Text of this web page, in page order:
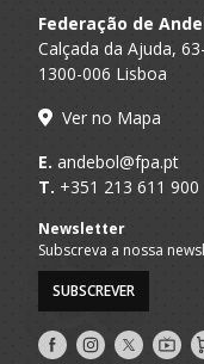
Praia
Sublima
A.A. Porto
FUTEBOL
Porto A
Ideal
Porto A
Praia
IC
Porto A
Praia
IC
Federação de
Calçada da Ajuda,
1300-006 Lisboa
Ver no Mapa
E. andebol@fpa.pt
T. +351 213 611 900
Newsletter
Subscreva a nossa
SUBSCREVER
Siga- Siga- Siga-